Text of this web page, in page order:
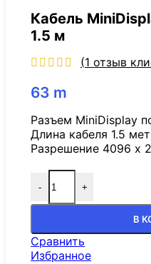
Кабель
1.5 м
(1 отзыв
63 m
Разъем MiniDisplay
Длина кабеля 1.5
Разрешение 4096 x
- +
В
Сравнить
Избранное